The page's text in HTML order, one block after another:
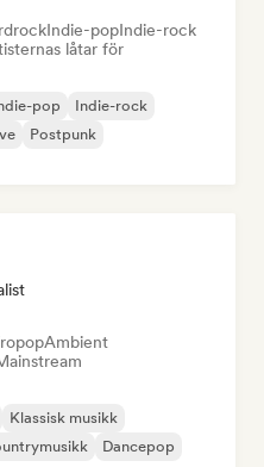
Indie-popIndie-rock
låtar för
pop
Indie-rock
Postpunk
Ambient
Klassisk musikk
Dancepop